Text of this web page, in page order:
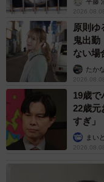
原則
鬼出
ない場
ストに
たか
19歳で
22歳元
すぎ」
まい